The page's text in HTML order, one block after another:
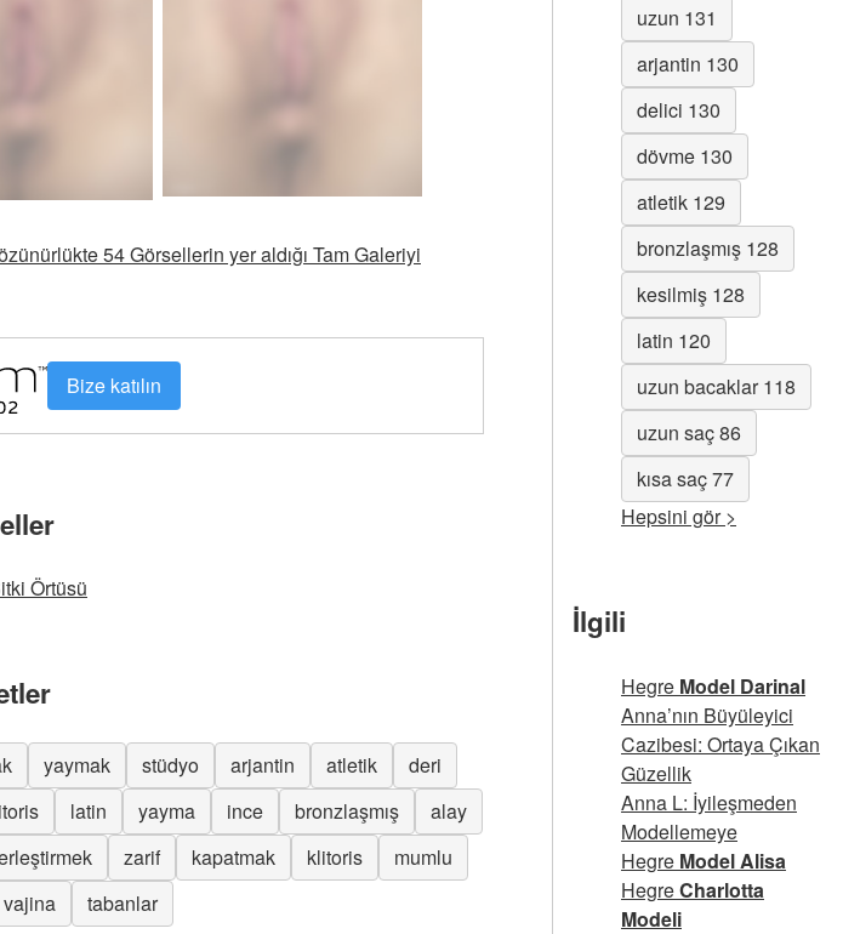
54 Görsellerin yer aldığı Tam Galeriyi
Bize katılın
Örtüsü
yaymak stüdyo arjantin atletik
deri
latin yayma ince bronzlaşmış
alay
zarif kapatmak klitoris
mumlu
vajina tabanlar
uzun 131
arjantin 130
delici 130
dövme 130
atletik 129
bronzlaşmış 128
kesilmiş 128
latin 120
uzun bacaklar 118
uzun saç 86
kısa saç 77
Hepsini gör >
İlgili
Hegre Model Darinal
Anna’nın Büyüleyici
Cazibesi: Ortaya Çıkan
Güzellik
Anna L: İyileşmeden
Modellemeye
Hegre Model Alisa
HegreCharlotta
Modeli